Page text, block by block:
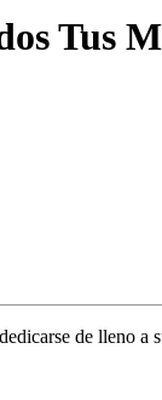
Tus
de lleno a